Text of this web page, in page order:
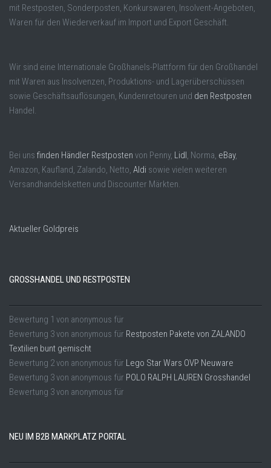
mit Restposten, Sonderposten, Konkurswaren, Insolvent-Angeboten,
Waren für den Wiederverkauf im Import und Export Geschäft.
Wir sind eine Internationale Großhanels-Plattform für den Großhandel
mit Waren aus Insolvenzen, Produktions- und Lagerüberschüssen
sowie Geschäftsauflösungen, Kundenretouren und den Restposten
Handel.
Bei uns finden Händler Restposten von Penny, Lidl , Norma, eBay,
Amazon, Kaufland, Zalando, Netto, Aldi sowie vielen weiteren
Versandhandelsketten und Discounter Märkten.
Aktueller Goldpreis
GROSSHANDEL UND RESTPOSTEN
Bewertung 1 von anonymous für
Bewertung 3von anonymous für Restposten Pakete von ZALANDO
Textilien bunt gemischt
Bewertung 2von anonymous für Lego Star Wars OVP Neuware
Bewertung 3von anonymous für POLO RALPH LAUREN Grosshandel
Bewertung 3von anonymous für
NEU IM B2B MARKPLATZ PORTAL